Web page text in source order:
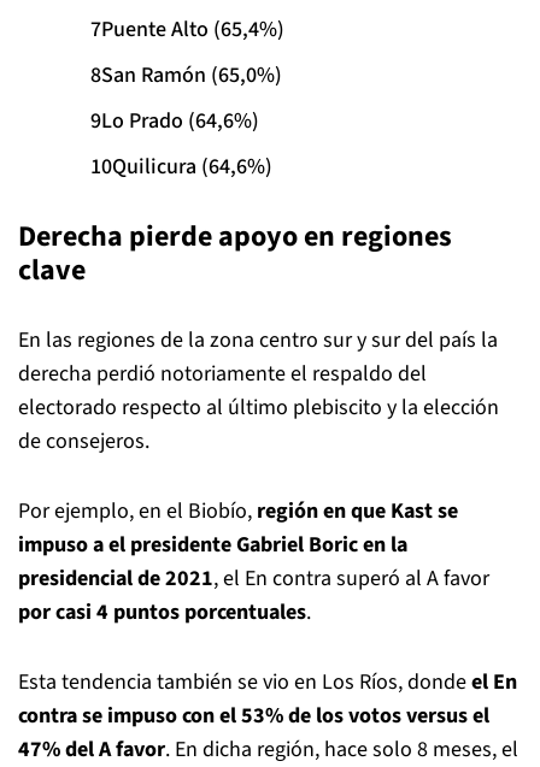
Puente Alto (65,4%)
San Ramón (65,0%)
Lo Prado (64,6%)
Quilicura (64,6%)
Derecha pierde apoyo en regiones
clave
En las regiones de la zona centro sur y sur del país la
derecha perdió notoriamente el respaldo del
electorado respecto al último plebiscito y la elección
de consejeros.
Por ejemplo, en el Biobío, región en que Kast se
impuso a el presidente Gabriel Boric en la
presidencial de 2021, el En contra superó al A favor
por casi 4 puntos porcentuales.
Esta tendencia también se vio en Los Ríos, dondeel En
contra se impuso con el 53% de los votos versus el
47% del A favor. En dicha región, hace solo 8 meses, el